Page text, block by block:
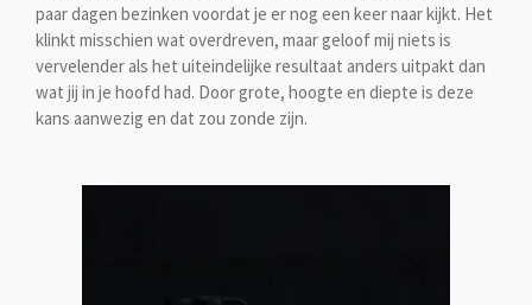
paar dagen bezinken voordat je er nog een keer naar kijkt. Het
klinkt misschien wat overdreven, maar geloof mij niets is
vervelender als het uiteindelijke resultaat anders uitpakt dan
wat jij in je hoofd had. Door grote, hoogte en diepte is deze
kans aanwezig en dat zou zonde zijn.